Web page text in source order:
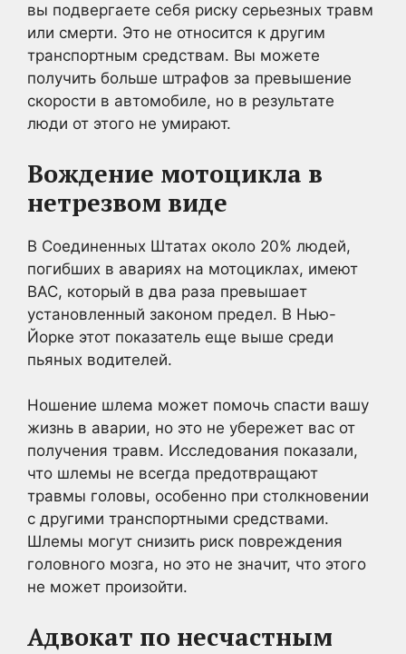
вы подвергаете себя риску серьезных травм
или смерти. Это не относится к другим
транспортным средствам. Вы можете
получить больше штрафов за превышение
скорости в автомобиле, но в результате
люди от этого не умирают.
Вождение мотоцикла в
нетрезвом виде
В Соединенных Штатах около 20% людей,
погибших в авариях на мотоциклах, имеют
BAC, который в два раза превышает
установленный законом предел. В Нью-
Йорке этот показатель еще выше среди
пьяных водителей.
Ношение шлема может помочь спасти вашу
жизнь в аварии, но это не убережет вас от
получения травм. Исследования показали,
что шлемы не всегда предотвращают
травмы головы, особенно при столкновении
с другими транспортными средствами.
Шлемы могут снизить риск повреждения
головного мозга, но это не значит, что этого
не может произойти.
Адвокат по несчастным